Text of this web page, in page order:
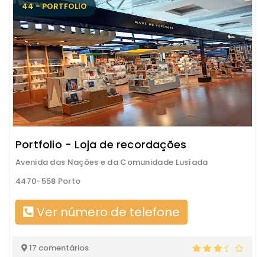
44 - PORTFOLIO
Portfolio - Loja de recordações
Avenida das Nações e da Comunidade Lusíada
4470-558 Porto
Ver número de telefone
17 comentários